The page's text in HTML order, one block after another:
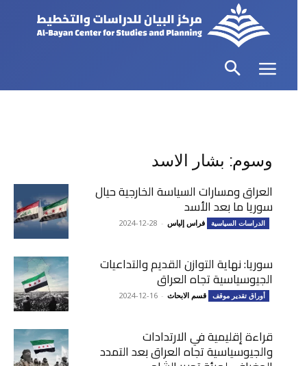
وسوم: بشار الاسد
العراق ومسارات السياسة الخارجية حيال
سوريا ما بعد الأسد
الدراسات السياسية فراس إلياس -
2024-12-28
سوريا: نهاية التوازن القديم والتداعيات
الجيوسياسية تجاه العراق
أوراق تقدير موقف قسم الابحاث -
2024-12-16
قراءة إقليمية في الارتدادات
والجيوسياسية تجاه العراق بعد التمدد